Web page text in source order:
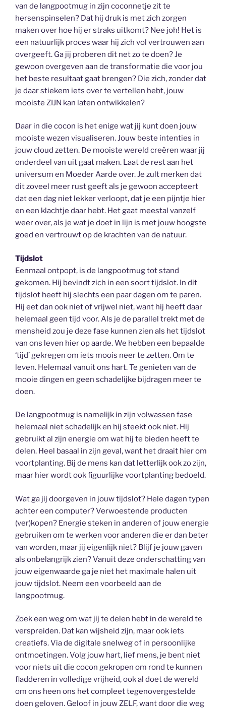
van de langpootmug in zijn coconnetje zit te
hersenspinselen? Dat hij druk is met zich zorgen
maken over hoe hij er straks uitkomt? Nee joh! Het is
een natuurlijk proces waar hij zich vol vertrouwen aan
overgeeft. Ga jij proberen dit net zo te doen? Je
gewoon overgeven aan de transformatie die voor jou
het beste resultaat gaat brengen? Die zich, zonder dat
je daar stiekem iets over te vertellen hebt, jouw
mooiste ZIJN kan laten ontwikkelen?
Daar in die cocon is het enige wat jij kunt doen jouw
mooiste wezen visualiseren. Jouw beste intenties in
jouw cloud zetten. De mooiste wereld creëren waar jij
onderdeel van uit gaat maken. Laat de rest aan het
universum en Moeder Aarde over. Je zult merken dat
dit zoveel meer rust geeft als je gewoon accepteert
dat een dag niet lekker verloopt, dat je een pijntje hier
en een klachtje daar hebt. Het gaat meestal vanzelf
weer over, als je wat je doet in lijn is met jouw hoogste
goed en vertrouwt op de krachten van de natuur.
Tijdslot
Eenmaal ontpopt, is de langpootmug tot stand
gekomen. Hij bevindt zich in een soort tijdslot. In dit
tijdslot heeft hij slechts een paar dagen om te paren.
Hij eet dan ook niet of vrijwel niet, want hij heeft daar
helemaal geen tijd voor. Als je de parallel trekt met de
mensheid zou je deze fase kunnen zien als het tijdslot
van ons leven hier op aarde. We hebben een bepaalde
‘tijd’ gekregen om iets moois neer te zetten. Om te
leven. Helemaal vanuit ons hart. Te genieten van de
mooie dingen en geen schadelijke bijdragen meer te
doen.
De langpootmug is namelijk in zijn volwassen fase
helemaal niet schadelijk en hij steekt ook niet. Hij
gebruikt al zijn energie om wat hij te bieden heeft te
delen. Heel basaal in zijn geval, want het draait hier om
voortplanting. Bij de mens kan dat letterlijk ook zo zijn,
maar hier wordt ook figuurlijke voortplanting bedoeld.
Wat ga jij doorgeven in jouw tijdslot? Hele dagen typen
achter een computer? Verwoestende producten
(ver)kopen? Energie steken in anderen of jouw energie
gebruiken om te werken voor anderen die er dan beter
van worden, maar jij eigenlijk niet? Blijf je jouw gaven
als onbelangrijk zien? Vanuit deze onderschatting van
jouw eigenwaarde ga je niet het maximale halen uit
jouw tijdslot. Neem een voorbeeld aan de
langpootmug.
Zoek een weg om wat jij te delen hebt in de wereld te
verspreiden. Dat kan wijsheid zijn, maar ook iets
creatiefs. Via de digitale snelweg of in persoonlijke
ontmoetingen. Volg jouw hart, lief mens, je bent niet
voor niets uit die cocon gekropen om rond te kunnen
fladderen in volledige vrijheid, ook al doet de wereld
om ons heen ons het compleet tegenovergestelde
doen geloven. Geloof in jouw ZELF, want door die weg